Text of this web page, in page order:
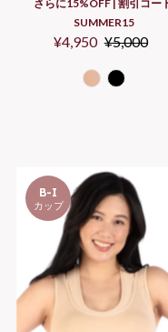
さらに15%OFF | 割引コー
SUMMER15
Sale
¥4,950 Regular
¥5,000
B-I
カップ